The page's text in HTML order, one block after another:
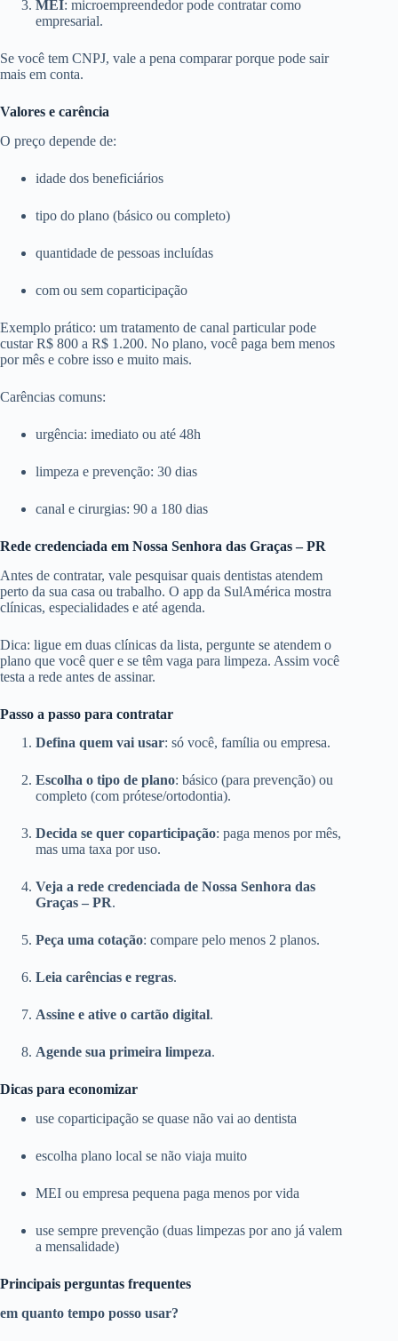
MEI: microempreendedor pode contratar como
empresarial.
Se você tem CNPJ, vale a pena comparar porque pode sair
mais em conta.
Valores e carência
O preço depende de:
idade dos beneficiários
tipo do plano (básico ou completo)
quantidade de pessoas incluídas
com ou sem coparticipação
Exemplo prático: um tratamento de canal particular pode
custar R$ 800 a R$ 1.200. No plano, você paga bem menos
por mês e cobre isso e muito mais.
Carências comuns:
urgência: imediato ou até 48h
limpeza e prevenção: 30 dias
canal e cirurgias: 90 a 180 dias
Rede credenciada em Nossa Senhora das Graças – PR
Antes de contratar, vale pesquisar quais dentistas atendem
perto da sua casa ou trabalho. O app da SulAmérica mostra
clínicas, especialidades e até agenda.
Dica: ligue em duas clínicas da lista, pergunte se atendem o
plano que você quer e se têm vaga para limpeza. Assim você
testa a rede antes de assinar.
Passo a passo para contratar
Defina quem vai usar: só você, família ou empresa.
Escolha o tipo de plano: básico (para prevenção) ou
completo (com prótese/ortodontia).
Decida se quer coparticipação: paga menos por mês,
mas uma taxa por uso.
Veja a rede credenciada de Nossa Senhora das
Graças – PR.
Peça uma cotação: compare pelo menos 2 planos.
Leia carências e regras.
Assine e ative o cartão digital.
Agende sua primeira limpeza.
Dicas para economizar
use coparticipação se quase não vai ao dentista
escolha plano local se não viaja muito
MEI ou empresa pequena paga menos por vida
use sempre prevenção (duas limpezas por ano já valem
a mensalidade)
Principais perguntas frequentes
em quanto tempo posso usar?